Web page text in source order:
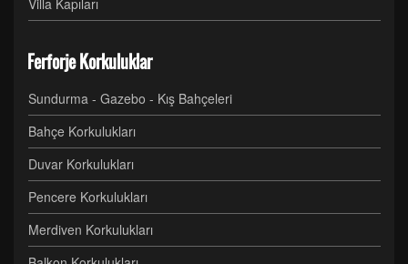
Villa Kapıları
Ferforje Korkuluklar
Sundurma - Gazebo - Kış Bahçeleri
Bahçe Korkulukları
Duvar Korkulukları
Pencere Korkulukları
Merdiven Korkulukları